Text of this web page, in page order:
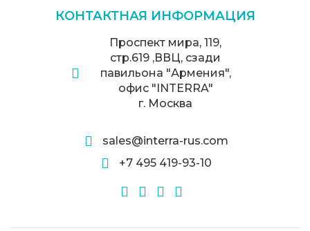
КОНТАКТНАЯ ИНФОРМАЦИЯ
Проспект мира, 119,
стр.619 ,ВВЦ, сзади
павильона "Армения",
офис "INTERRA"
г. Москва
sales@interra-rus.com
+7 495 419-93-10